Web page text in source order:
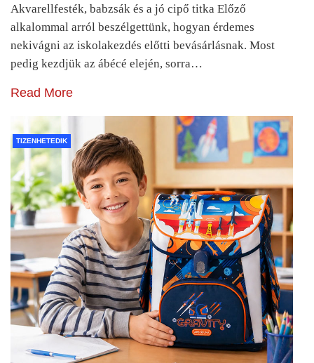
Akvarellfesték, babzsák és a jó cipő titka Előző
alkalommal arról beszélgettünk, hogyan érdemes
nekivágni az iskolakezdés előtti bevásárlásnak. Most
pedig kezdjük az ábécé elején, sorra…
Read More
TIZENHETEDIK